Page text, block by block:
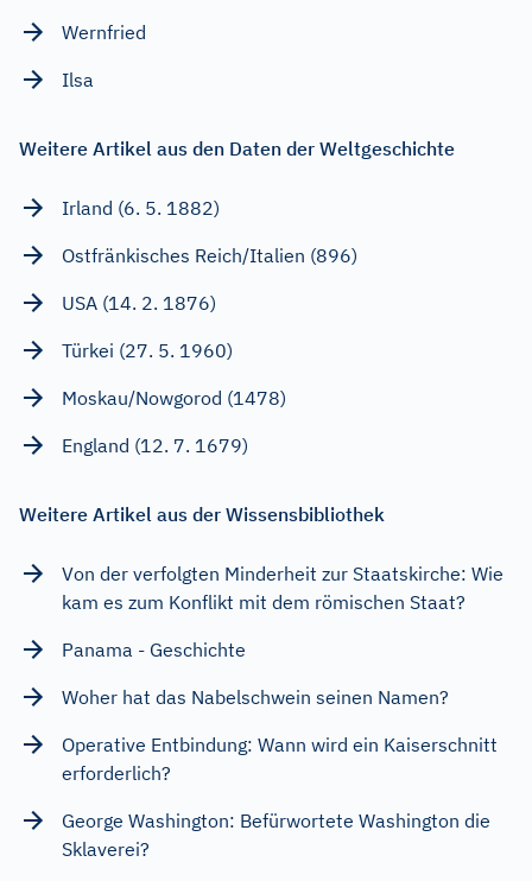
Wernfried
Ilsa
Weitere Artikel aus den Daten der Weltgeschichte
Irland (6. 5. 1882)
Ostfränkisches Reich/Italien (896)
USA (14. 2. 1876)
Türkei (27. 5. 1960)
Moskau/Nowgorod (1478)
England (12. 7. 1679)
Weitere Artikel aus der Wissensbibliothek
Von der verfolgten Minderheit zur Staatskirche: Wie
kam es zum Konflikt mit dem römischen Staat?
Panama - Geschichte
Woher hat das Nabelschwein seinen Namen?
Operative Entbindung: Wann wird ein Kaiserschnitt
erforderlich?
George Washington: Befürwortete Washington die
Sklaverei?